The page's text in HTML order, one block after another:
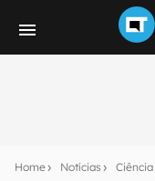
Home Notícias Ciência
notícias e